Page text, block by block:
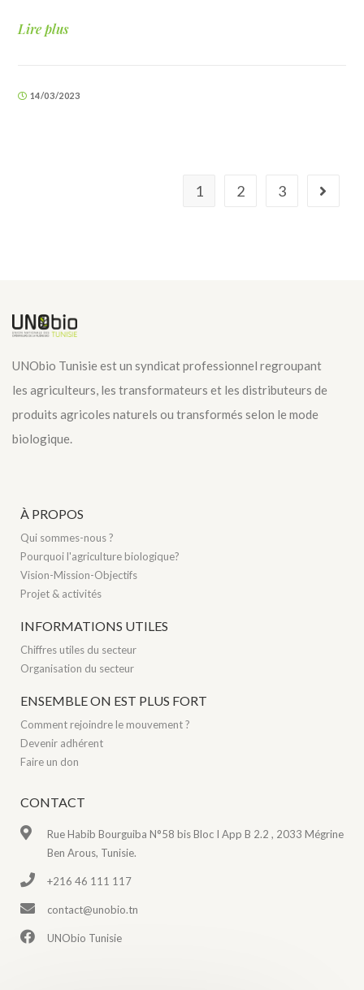
Lire plus
14/03/2023
1 2 3
UNObio Tunisie est un syndicat professionnel regroupant
les agriculteurs, les transformateurs et les distributeurs de
produits agricoles naturels ou transformés selon le mode
biologique.
À PROPOS
Qui sommes-nous ?
Pourquoi l'agriculture biologique?
Vision-Mission-Objectifs
Projet & activités
INFORMATIONS UTILES
Chiffres utiles du secteur
Organisation du secteur
ENSEMBLE ON EST PLUS FORT
Comment rejoindre le mouvement ?
Devenir adhérent
Faire un don
CONTACT
Rue Habib Bourguiba N°58 bis Bloc I App B 2.2 , 2033 Mégrine
Ben Arous, Tunisie.
+216 46 111 117
contact@unobio.tn
UNObio Tunisie